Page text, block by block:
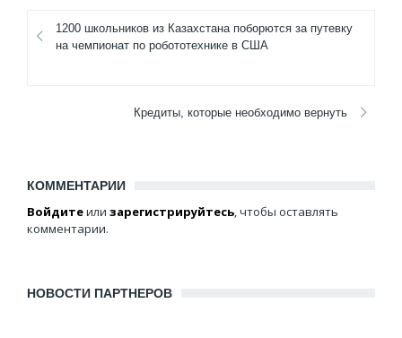
1200 школьников из Казахстана поборются за путевку
на чемпионат по робототехнике в США
Кредиты, которые необходимо вернуть
КОММЕНТАРИИ
Войдитеили зарегистрируйтесь, чтобы оставлять
комментарии.
НОВОСТИ ПАРТНЕРОВ